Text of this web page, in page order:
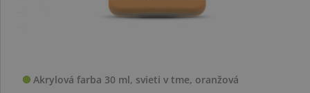
Akrylová farba 30 ml, svieti v tme, oranžová